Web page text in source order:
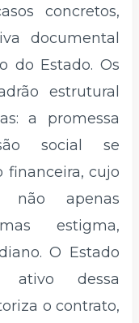
concretos,
documental
do Estado. Os
estrutural
a promessa
social se
financeira, cujo
não apenas
estigma,
O Estado
ativo dessa
o contrato,